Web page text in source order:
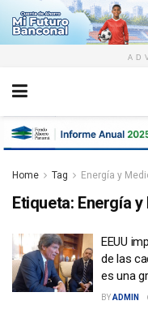
Home Tag Energía y
Etiqueta: Energía
EEUU
de las
es una
BYADMIN